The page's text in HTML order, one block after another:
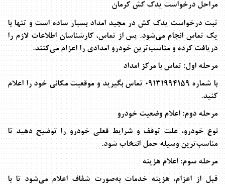
مراحل درخواست یدک کش کرمان
ثبت درخواست یدک کش در مجید امداد بسیار ساده است و تنها با
یک تماس انجام می‌شود. پس از تماس، کارشناسان اطلاعات لازم را
دریافت کرده و مناسب‌ترین خودرو امدادی را اعزام می‌کنند.
مرحله اول: تماس با مرکز امداد
با شماره09131994159تماس بگیرید و موقعیت مکانی خود را اعلام
کنید.
مرحله دوم: اعلام وضعیت خودرو
نوع خودرو، علت توقف و شرایط فعلی خودرو را توضیح دهید تا
مناسب‌ترین وسیله حمل انتخاب شود.
مرحله سوم: اعلام هزینه
قبل از اعزام، هزینه خدمات به‌صورت شفاف اعلام می‌شود تا با